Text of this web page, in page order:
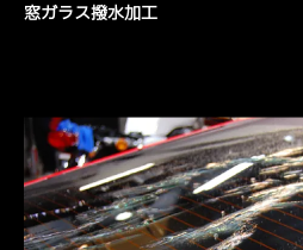
窓ガラス撥水加工